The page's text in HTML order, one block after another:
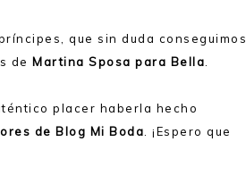
que sin duda conseguimos
de Martina Sposa para Bella
placer haberla hecho
de Blog Mi Boda . ¡Espero que